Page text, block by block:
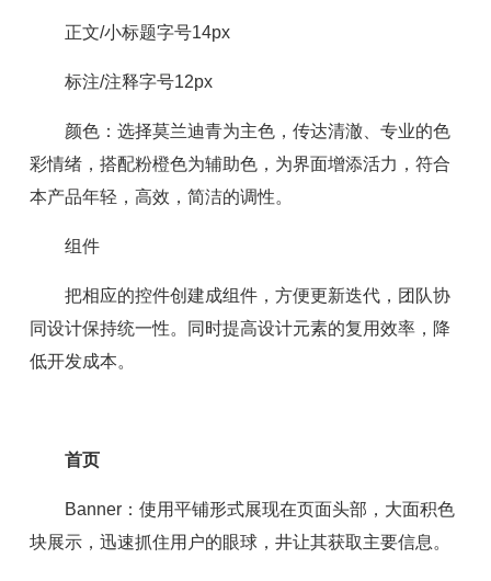
正文/小标题字号14px
标注/注释字号12px
颜色：选择莫兰迪青为主色，传达清澈、专业的色
彩情绪，搭配粉橙色为辅助色，为界面增添活力，符合
本产品年轻，高效，简洁的调性。
组件
把相应的控件创建成组件，方便更新迭代，团队协
同设计保持统一性。同时提高设计元素的复用效率，降
低开发成本。
首页
Banner：使用平铺形式展现在页面头部，大面积色
块展示，迅速抓住用户的眼球，井让其获取主要信息。